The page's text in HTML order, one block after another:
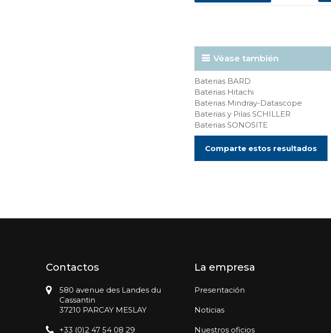
Véase también
Baterias BARD
Baterias Hitachi
Baterias Mindray-Datascope
Baterias y Pilas SCHILLER
Baterias SONOSITE
Comparte estos resultados
Contactos
580 avenue des Landes du
Cassantin
37210 PARCAY MESLAY
+33 (0)2 47 54 08 29
La empresa
Presentación
Noticias
Nuestros oficios